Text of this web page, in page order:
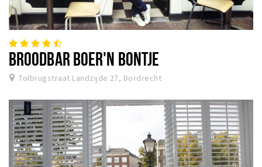
BROODBAR BOER'N BONTJE
Tolbrugstraat Landzijde 27, Dordrecht